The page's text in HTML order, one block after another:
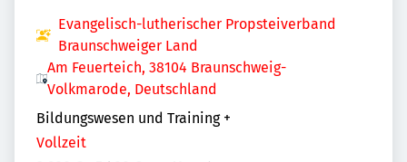
Evangelisch-lutherischer Propsteiverband
Braunschweiger Land
Am Feuerteich, 38104 Braunschweig-
Volkmarode, Deutschland
Bildungswesen und Training +
Vollzeit